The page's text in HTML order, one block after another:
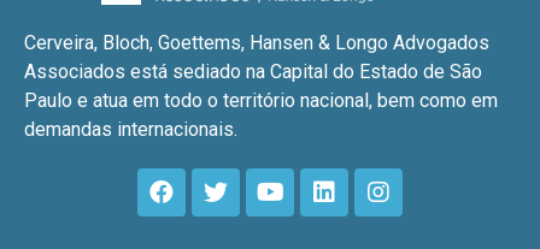
Cerveira, Bloch, Goettems, Hansen & Longo Advogados
Associados está sediado na Capital do Estado de São
Paulo e atua em todo o território nacional, bem como em
demandas internacionais.